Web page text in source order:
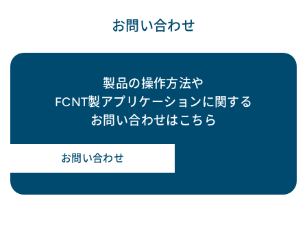
お問い合わせ
製品の操作方法や
FCNT製アプリケーションに関する
お問い合わせはこちら
お問い合わせ